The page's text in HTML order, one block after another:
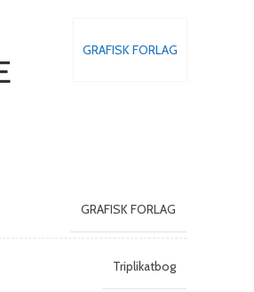
GRAFISK FORLAG
GRAFISK FORLAG
Triplikatbog